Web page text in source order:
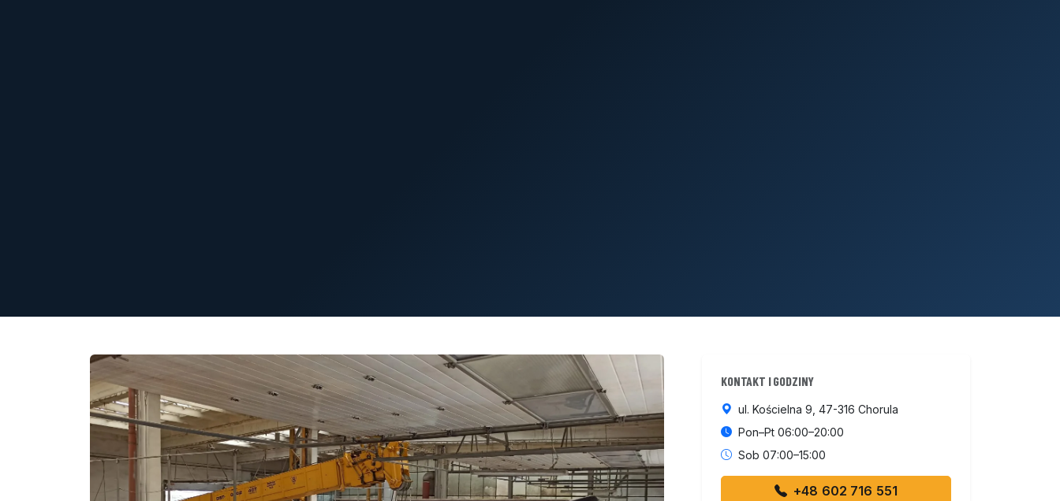
KONTAKT I GODZINY
ul. Kościelna 9, 47-316 Chorula
Pon–Pt 06:00–20:00
Sob 07:00–15:00
+48 602 716 551